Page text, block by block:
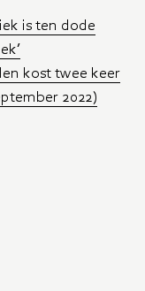
is ten dode
kost twee keer
2022)